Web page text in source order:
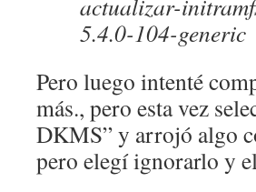
actualizar-
5.4.0-104-generic
Pero luego intenté
más., pero esta vez
DKMS” y arrojó algo
pero elegí ignorarlo y